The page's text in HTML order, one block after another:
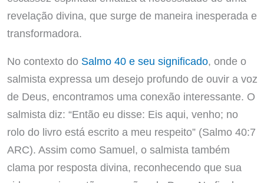
revelação divina, que surge de maneira inesperada e
transformadora.
No contexto do Salmo 40 e seu significado, onde o
salmista expressa um desejo profundo de ouvir a voz
de Deus, encontramos uma conexão interessante. O
salmista diz: “Então eu disse: Eis aqui, venho; no
rolo do livro está escrito a meu respeito” (Salmo 40:7
ARC). Assim como Samuel, o salmista também
clama por resposta divina, reconhecendo que sua